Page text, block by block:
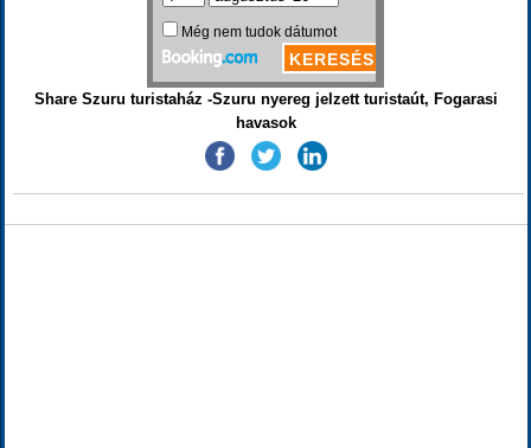
Share Szuru turistaház -Szuru nyereg jelzett turistaút, Fogarasi
havasok